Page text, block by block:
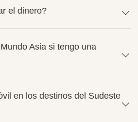
el dinero?
Asia si tengo una
en los destinos del Sudeste